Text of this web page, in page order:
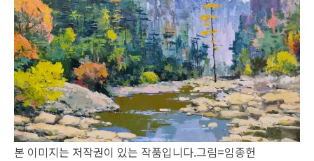
본 이미지는 저작권이 있는 작품입니다.그림=임종헌